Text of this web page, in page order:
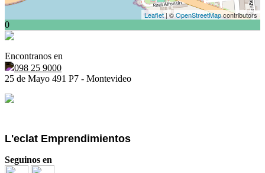
Leaflet | ©OpenStreetMapcontributors
0
Encontranos en
098 25 9000
25 de Mayo 491 P7 - Montevideo
L'eclat Emprendimientos
Seguinos en